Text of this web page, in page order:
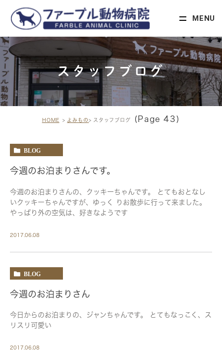
MENU
スタッフブログ
HOME よみもの スタッフブログ (Page 43)
BLOG
今週のお泊まりさんです。
今週のお泊まりさんの、クッキーちゃんです。 とてもおとなし
いクッキーちゃんですが、ゆっく りお散歩に行って来ました。
やっぱり外の空気は、好きなようです
2017.06.08
BLOG
今週のお泊まりさん
今日からのお泊まりの、ジャンちゃんです。 とてもなっこく、ス
リスリ可愛い
2017.06.08